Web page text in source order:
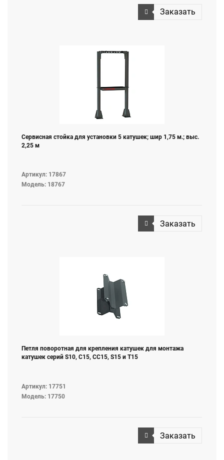
Заказать
Сервисная стойка для установки 5 катушек; шир 1,75 м.; выс.
2,25 м
Артикул: 17867
Модель: 18767
Заказать
Петля поворотная для крепления катушек для монтажа
катушек серий S10, C15, СС15, S15 и T15
Артикул: 17751
Модель: 17750
Заказать